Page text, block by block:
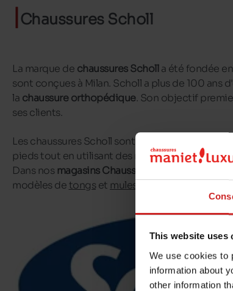
This website uses
We use cookies to
information about
other information
Chaussures Scholl
La marque de chaussures Scholla été fondée en
sont conçues à Milan. Scholl a plus de 100 ans
la chaussure orthopédique. Son objectif
ses clients.
Les chaussures Scholl sont conçues pour
pieds tout en utilisant des matériaux de qualité.
Dans nos magasins Chaussures Maniet ! Luxus
modèles de tongset mules pour femmes